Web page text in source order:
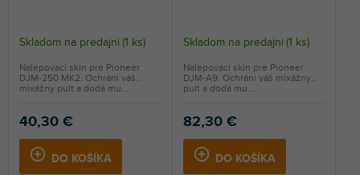
Skladom na predajni (1 ks)
40,30 €
DO KOŠÍKA
Nalepovací skin pre Pioneer
DJM-250 MK2. Ochráni váš
mixážny pult a dodá mu...
Skladom na predajni (1 ks)
82,30 €
DO KOŠÍKA
Nalepovací skin pre Pioneer
DJM-A9. Ochráni váš mixážny
pult a dodá mu...